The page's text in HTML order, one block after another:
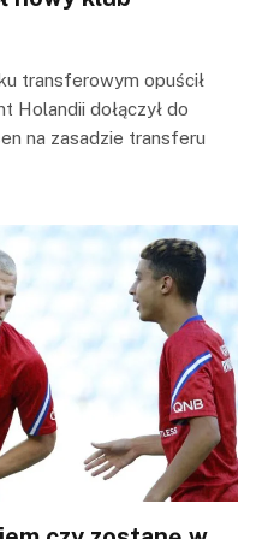
transferowym opuścił
Holandii dołączył do
na zasadzie transferu